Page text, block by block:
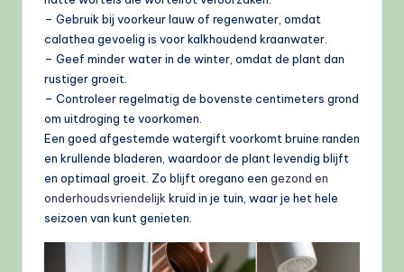
– Gebruik bij voorkeur lauw of regenwater, omdat
calathea gevoelig is voor kalkhoudend kraanwater.
– Geef minder water in de winter, omdat de plant dan
rustiger groeit.
– Controleer regelmatig de bovenste centimeters grond
om uitdroging te voorkomen.
Een goed afgestemde watergift voorkomt bruine randen
en krullende bladeren, waardoor de plant levendig blijft
en optimaal groeit. Zo blijft oregano een gezond en
onderhoudsvriendelijk kruid in je tuin, waar je het hele
seizoen van kunt genieten.